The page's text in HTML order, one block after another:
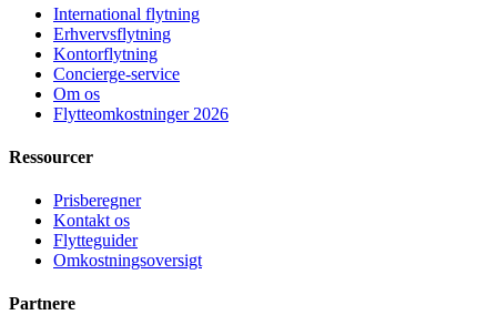
International flytning
Erhvervsflytning
Kontorflytning
Concierge-service
Om os
Flytteomkostninger 2026
Ressourcer
Prisberegner
Kontakt os
Flytteguider
Omkostningsoversigt
Partnere